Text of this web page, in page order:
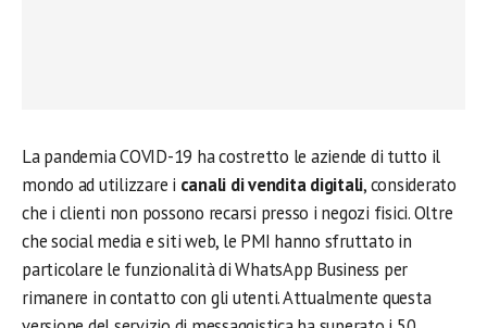
La pandemia COVID-19 ha costretto le aziende di tutto il
mondo ad utilizzare i canali di vendita digitali, considerato
che i clienti non possono recarsi presso i negozi fisici. Oltre
che social media e siti web, le PMI hanno sfruttato in
particolare le funzionalità di WhatsApp Business per
rimanere in contatto con gli utenti. Attualmente questa